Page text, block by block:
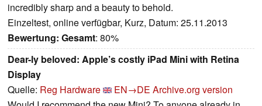
incredibly sharp and a beauty to behold.
Einzeltest, online verfügbar, Kurz, Datum: 25.11.2013
Bewertung: Gesamt: 80%
Dear-ly beloved: Apple’s costly iPad Mini with Retina
Display
Quelle: Reg Hardware EN→DE Archive.org version